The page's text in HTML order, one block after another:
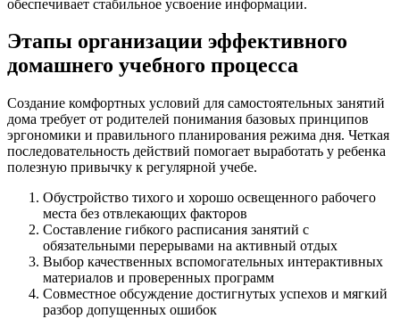
обеспечивает стабильное усвоение информации.
Этапы организации эффективного
домашнего учебного процесса
Создание комфортных условий для самостоятельных занятий
дома требует от родителей понимания базовых принципов
эргономики и правильного планирования режима дня. Четкая
последовательность действий помогает выработать у ребенка
полезную привычку к регулярной учебе.
Обустройство тихого и хорошо освещенного рабочего
места без отвлекающих факторов
Составление гибкого расписания занятий с
обязательными перерывами на активный отдых
Выбор качественных вспомогательных интерактивных
материалов и проверенных программ
Совместное обсуждение достигнутых успехов и мягкий
разбор допущенных ошибок